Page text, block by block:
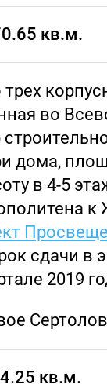
кв.м.
во
дома,
в 4-5
к
сдачи в
2019
кв.м.